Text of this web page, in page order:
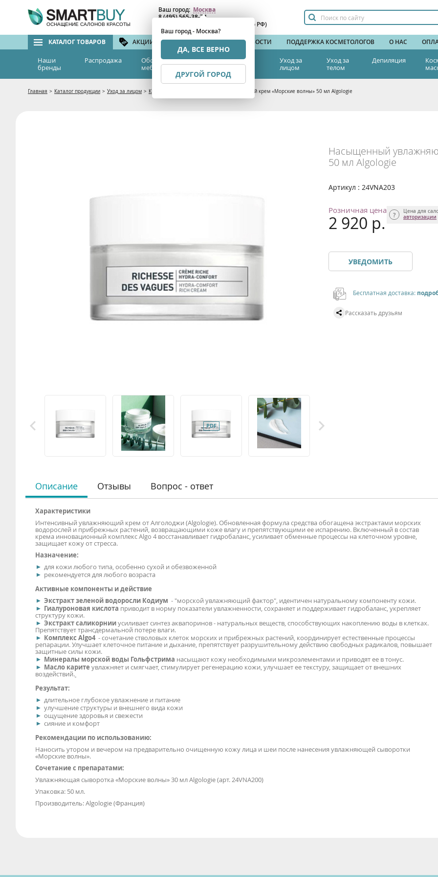
ОСНАЩЕНИЕ САЛОНОВ КРАСОТЫ
Ваш город: Москва
Ваш город - Москва?
ДА, ВСЕ ВЕРНО
ДРУГОЙ ГОРОД
8 (495) 565-38-74
(бесплатный по РФ)
КАТАЛОГ ТОВАРОВ АКЦИИ И СКИДКИ БРЕНДЫ НОВОСТИ ПОДДЕРЖКА КОСМЕТОЛОГОВ О НАС
Наши
бренды
Распродажа
Оборудование и
мебель
Эстетическая
медицина
Уход за
лицом
Уход за
телом
Депиляция
Главная > Каталог продукции > Уход за лицом > Кремы и гели Насыщенный увлажняющий крем «Морские волны» 50 мл Algologie
Насыщенный
50 мл Algologie
Артикул : 24VNA203
Розничная цена
2 920 р.
Цена для
авторизации
УВЕДОМИТЬ
Бесплатная доставка:
Рассказать друзьям
Описание
Характеристики
Интенсивный увлажняющий крем от Алголоджи (Algologie). Обновленная формула средства обогащена экстрактами морских
водорослей и прибрежных растений, возвращающими коже влагу и препятствующими ее испарению. Включенный в состав
крема инновационный комплекс Algo 4 восстанавливает гидробаланс, усиливает обменные процессы на клеточном уровне,
защищает кожу от стресса.
Назначение:
для кожи любого типа, особенно сухой и обезвоженной
рекомендуется для любого возраста
Активные компоненты и действие
Экстракт зеленой водоросли Кодиум - "морской увлажняющий фактор", идентичен натуральному компоненту кожи.
Гиалуроновая кислота приводит в норму показатели увлажненности, сохраняет и поддерживает гидробаланс, укрепляет
структуру кожи.
Экстракт саликорнииусиливает синтез аквапоринов - натуральных веществ, способствующих накоплению воды в клетках.
Препятствует трансдермальной потере влаги.
Комплекс Algo4 - сочетание стволовых клеток морских и прибрежных растений, координирует естественные процессы
репарации. Улучшает клеточное питание и дыхание, препятствует разрушительному действию свободных радикалов, повышает
защитные силы кожи.
Минералы морской воды Гольфстрима насыщают кожу необходимыми микроэлементами и приводят ее в тонус.
Масло карите увлажняет и смягчает, стимулирует регенерацию кожи, улучшает ее текстуру, защищает от внешних
воздействий.
Результат:
длительное глубокое увлажнение и питание
улучшение структуры и внешнего вида кожи
ощущение здоровья и свежести
сияние и комфорт
Рекомендации по использованию:
Наносить утором и вечером на предварительно очищенную кожу лица и шеи после нанесения увлажняющей сыворотки
«Морские волны».
Сочетание с препаратами:
Увлажняющая сыворотка «Морские волны» 30 мл Algologie (арт. 24VNA200)
Упаковка: 50 мл.
Производитель: Algologie (Франция)
Отзывы Вопрос - ответ